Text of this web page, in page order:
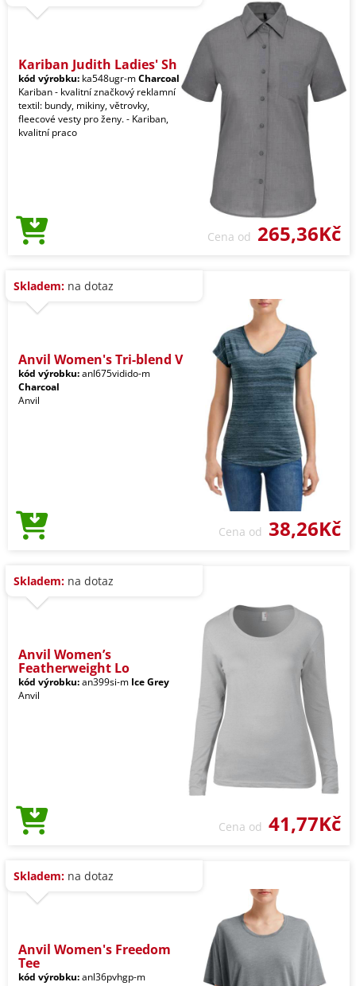
Kariban Judith Ladies' Sh
kód výrobku: ka548ugr-mCharcoal
Kariban - kvalitní značkový reklamní
textil: bundy, mikiny, větrovky,
fleecové vesty pro ženy. - Kariban,
kvalitní praco
Cena od 265,36Kč
Skladem: na dotaz
Anvil Women's Tri-blend V
kód výrobku:anl675vidido-m
Charcoal
Anvil
Cena od 38,26Kč
Skladem: na dotaz
Anvil Women’s
Featherweight Lo
kód výrobku:an399si-m Ice Grey
Anvil
Cena od 41,77Kč
Skladem: na dotaz
Anvil Women's Freedom
Tee
kód výrobku:anl36pvhgp-m